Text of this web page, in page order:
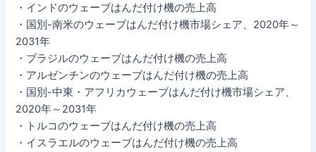
・インドのウェーブはんだ付け機の売上高
・国別-南米のウェーブはんだ付け機市場シェア、2020年～
2031年
・ブラジルのウェーブはんだ付け機の売上高
・アルゼンチンのウェーブはんだ付け機の売上高
・国別-中東・アフリカウェーブはんだ付け機市場シェア、
2020年～2031年
・トルコのウェーブはんだ付け機の売上高
・イスラエルのウェーブはんだ付け機の売上高